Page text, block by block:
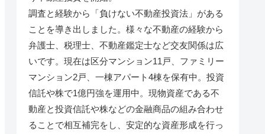
調査と経験から「負けない不動産投資法」がある
ことを導き出しました。様々な不動産の経験から
弁護士、税理士、不動産鑑定士など交友関係は広
いです。現在は区分マンション11戸、ファミリー
マンション2戸、一棟アパート4棟を保有中。投資
信託や株で1億円強を運用中。現物資産である不
動産と投資信託や株などの金融商品の組み合わせ
ることで相互補完をし、安定的な資産形成を行っ